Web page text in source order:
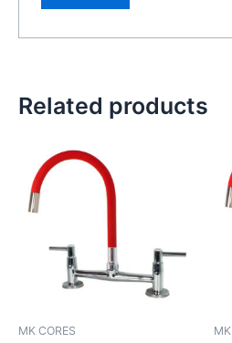
Related products
MK CORES